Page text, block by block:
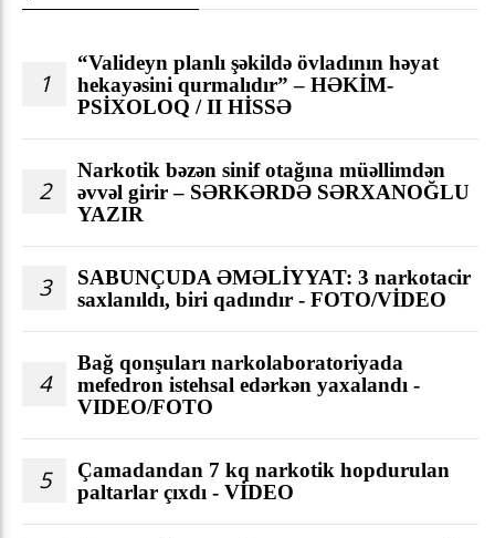
1
“Valideyn planlı şəkildə övladının həyat
hekayəsini qurmalıdır” – HƏKİM-
PSİXOLOQ / II HİSSƏ
2
Narkotik bəzən sinif otağına müəllimdən
əvvəl girir – SƏRKƏRDƏ SƏRXANOĞLU
YAZIR
3
SABUNÇUDA ƏMƏLİYYAT: 3 narkotacir
saxlanıldı, biri qadındır - FOTO/VİDEO
4
Bağ qonşuları narkolaboratoriyada
mefedron istehsal edərkən yaxalandı -
VIDEO/FOTO
5
Çamadandan 7 kq narkotik hopdurulan
paltarlar çıxdı - VİDEO